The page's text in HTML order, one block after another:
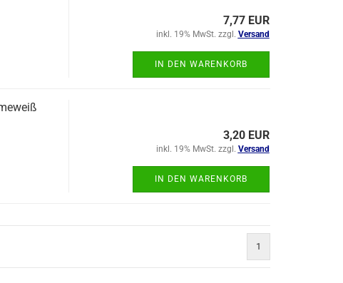
7,77 EUR
inkl. 19% MwSt. zzgl. Versand
IN DEN WARENKORB
3,20 EUR
inkl. 19% MwSt. zzgl. Versand
IN DEN WARENKORB
1